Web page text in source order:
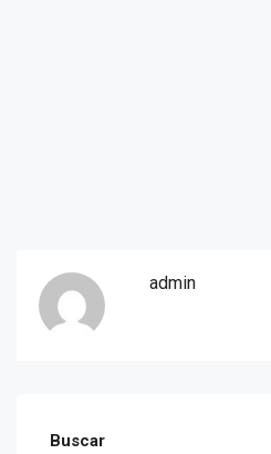
admin
Buscar